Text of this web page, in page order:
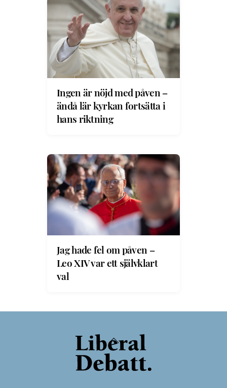
Ingen är nöjd med påven –
ändå lär kyrkan fortsätta i
hans riktning
Jag hade fel om påven –
Leo XIV var ett självklart
val
Back
To
Top